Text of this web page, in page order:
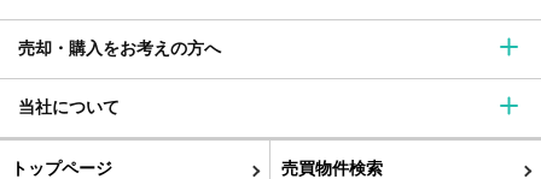
売却・購入をお考えの方へ
当社について
トップページ 売買物件検索